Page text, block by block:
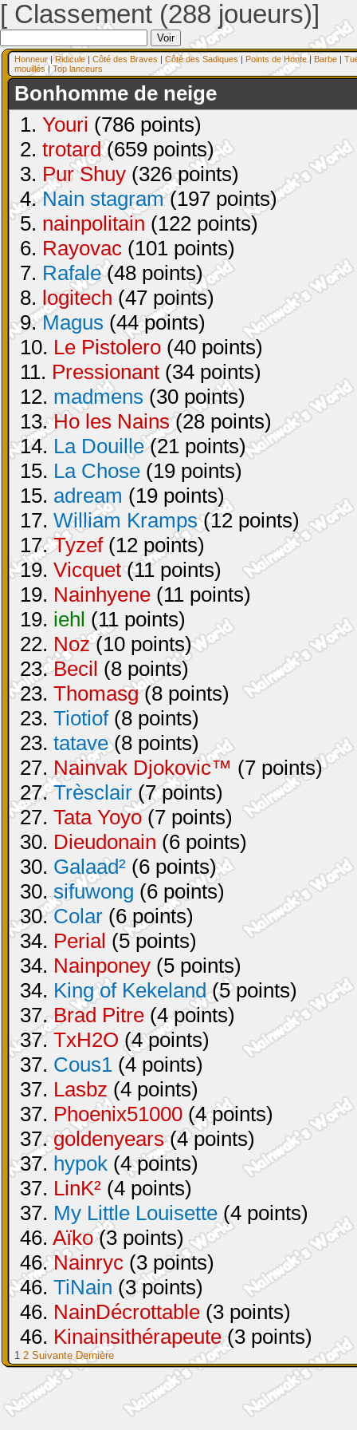
[ Classement (288 joueurs)]
Honneur|Ridicule | Côté des Braves | Côté des Sadiques | Points de Honte| Barbe |
mouillés| Top lanceurs
Bonhomme de neige
1. Youri (786 points)
2. trotard(659 points)
3. Pur Shuy (326 points)
4.Nain stagram(197 points)
5. nainpolitain (122 points)
6. Rayovac (101 points)
7. Rafale(48 points)
8. logitech (47 points)
9.Magus (44 points)
10. Le Pistolero (40 points)
11. Pressionant (34 points)
12. madmens (30 points)
13.Ho les Nains(28 points)
14. La Douille(21 points)
15. La Chose (19 points)
15. adream (19 points)
17. William Kramps(12 points)
17.Tyzef(12 points)
19. Vicquet(11 points)
19. Nainhyene (11 points)
19. iehl (11 points)
22. Noz(10 points)
23.Becil (8 points)
23. Thomasg(8 points)
23. Tiotiof(8 points)
23. tatave(8 points)
27. Nainvak Djokovic™ (7 points)
27.Trèsclair (7 points)
27. Tata Yoyo(7 points)
30. Dieudonain (6 points)
30. Galaad² (6 points)
30.sifuwong (6 points)
30.Colar (6 points)
34. Perial (5 points)
34. Nainponey (5 points)
34. King of Kekeland(5 points)
37.Brad Pitre (4 points)
37.TxH2O (4 points)
37. Cous1 (4 points)
37. Lasbz (4 points)
37. Phoenix51000 (4 points)
37.goldenyears(4 points)
37. hypok (4 points)
37. LinK² (4 points)
37. My Little Louisette (4 points)
46. Aïko(3 points)
46.Nainryc (3 points)
46. TiNain (3 points)
46. NainDécrottable (3 points)
46. Kinainsithérapeute(3 points)
1 2 Suivante Dernière